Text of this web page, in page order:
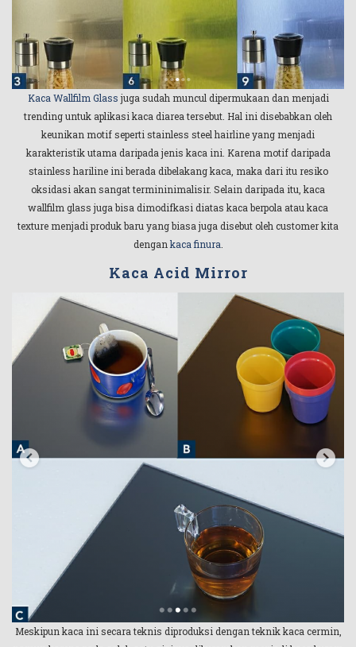
Kaca Wallfilm Glass juga sudah muncul dipermukaan dan menjadi
trending untuk aplikasi kaca diarea tersebut. Hal ini disebabkan oleh
keunikan motif seperti stainless steel hairline yang menjadi
karakteristik utama daripada jenis kaca ini. Karena motif daripada
stainless hariline ini berada dibelakang kaca, maka dari itu resiko
oksidasi akan sangat termininimalisir. Selain daripada itu, kaca
wallfilm glass juga bisa dimodifkasi diatas kaca berpola atau kaca
texture menjadi produk baru yang biasa juga disebut oleh customer kita
dengan kaca finura
Kaca Acid Mirror
Meskipun kaca ini secara teknis diproduksi dengan teknik kaca cermin,